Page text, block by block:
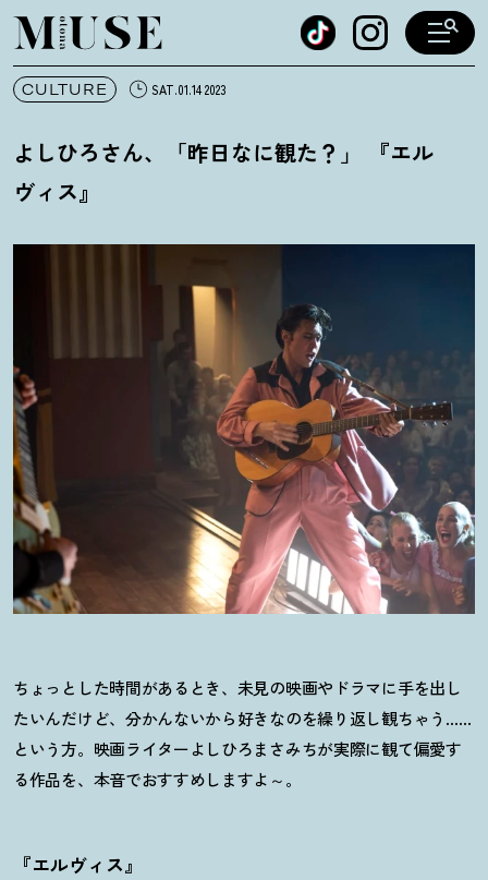
オトナミューズ ウェブ
CULTURE SAT.01.14 2023
よしひろさん、「昨日なに観た ？ 」 『エル
ヴィス』
ちょっとした時間があるとき、未見の映画やドラマに手を出し
たいんだけど、分かんないから好きなのを繰り返し観ちゃう……
という方。映画ライターよしひろまさみちが実際に観て偏愛す
る作品を、本音でおすすめしますよ～。
『エルヴィス』